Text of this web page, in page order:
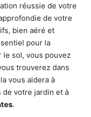
réussie de votre
de votre
bien aéré et
pour la
le sol, vous pouvez
trouverez dans
vous aidera à
votre jardin et à
.